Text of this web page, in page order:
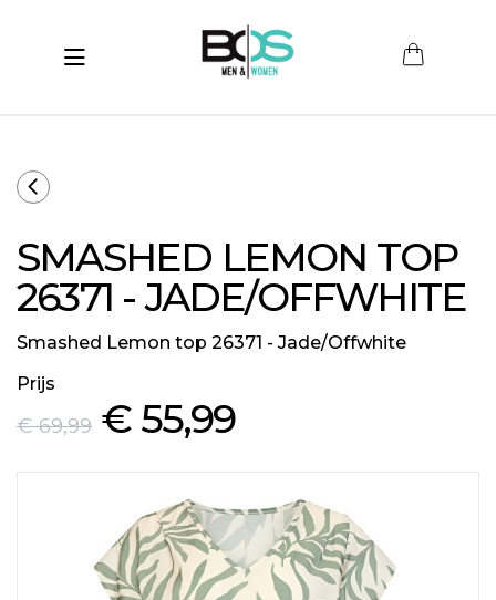
(Men)
(Sale)
Toggle navigation
SMASHED LEMON TOP
26371 - JADE/OFFWHITE
Smashed Lemon top 26371 - Jade/Offwhite
Prijs
€ 69,99 € 55,99